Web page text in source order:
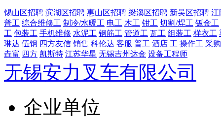
锡山区招聘 滨湖区招聘 惠山区招聘 梁溪区招聘 新吴区招聘 江
普工 综合维修工 制冷/水暖工 电工 木工 钳工 切割/焊工 钣金工
工 包装工 手机维修 水泥工 钢筋工 管道工 瓦工 组装工 样衣工
琳达 伍钢 四方友信 销售 科伦达 客服 普工 酒店 工 操作工 采购
垚富 四方 凯斯特 江苏华星 无锡吉州达金 设备工程师
无锡安力叉车有限公司
企业单位